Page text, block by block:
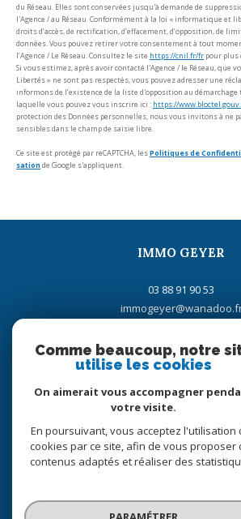
du Réseau. Elles sont conservées jusqu'à demande de
l'Agence / au Réseau. Conformément à la loi « informatique et
droits d’accès, de rectification, d’effacement, d’opposition, de
données. Vous pouvez retirer votre consentement à tout
l’Agence / Le Réseau. Consultez le site https://cnil.fr/fr pour plus
Si vous estimez, après avoir contacté l'Agence / le Réseau, que
Libertés » ne sont pas respectés, vous pouvez adresser une
informons de l’existence de la liste d'opposition au
laquelle vous pouvez vous inscrire ici : https://
protection des Données personnelles, nous vous invitons à ne
sensibles dans le champ de saisie libre.
Ce site est protégé par reCAPTCHA, lesPolitiques de
sation de Google s'appliquent.
IMMO GEYER
03 88 91 90 53
67700
saverne
Adhérents
Comme beaucoup, notre
utilise les cookies
On aimerait vous accompagner
votre visite.
En poursuivant, vous acceptez l'utilisation
cookies par ce site, afin de vous proposer
contenus adaptés et réaliser des